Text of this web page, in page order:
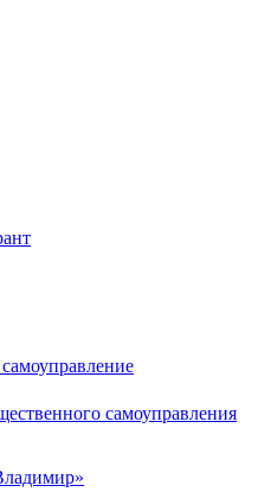
самоуправления